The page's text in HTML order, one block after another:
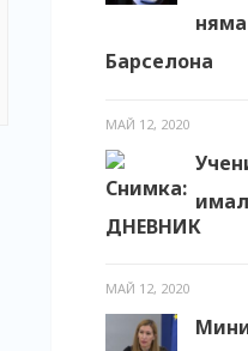
Барселона
МАЙ 12, 2020
МАЙ 12, 2020